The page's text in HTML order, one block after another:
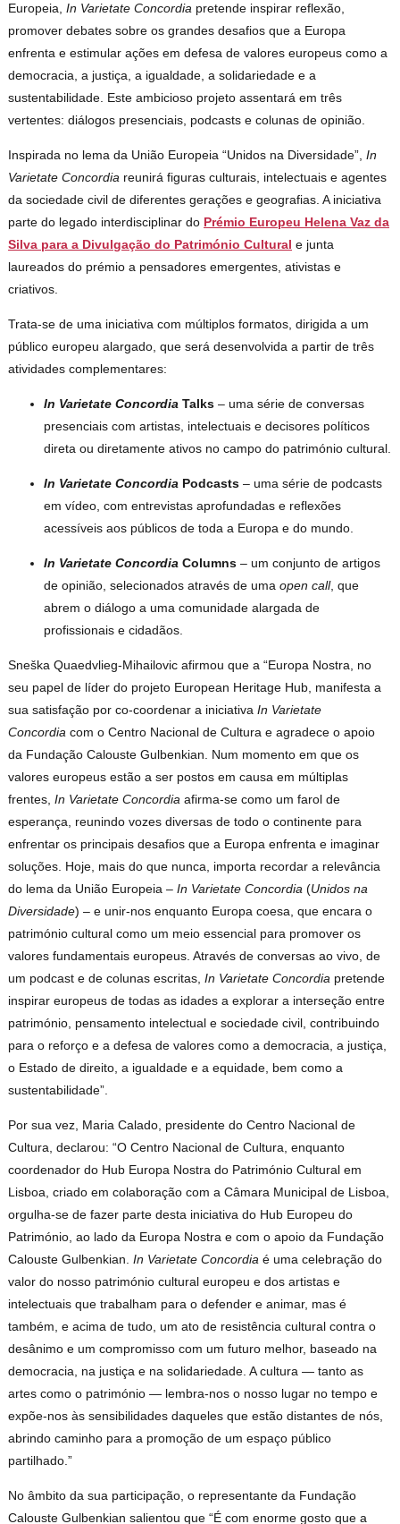
Europeia,In Varietate Concordia pretende inspirar reflexão,
promover debates sobre os grandes desafios que a Europa
enfrenta e estimular ações em defesa de valores europeus como a
democracia, a justiça, a igualdade, a solidariedade e a
sustentabilidade. Este ambicioso projeto assentará em três
vertentes: diálogos presenciais, podcasts e colunas de opinião.
Inspirada no lema da União Europeia “Unidos na Diversidade”,In
Varietate Concordia reunirá figuras culturais, intelectuais e agentes
da sociedade civil de diferentes gerações e geografias. A iniciativa
parte do legado interdisciplinar do Prémio Europeu Helena Vaz da
Silva para a Divulgação do Património Cultural e junta
laureados do prémio a pensadores emergentes, ativistas e
criativos.
Trata-se de uma iniciativa com múltiplos formatos, dirigida a um
público europeu alargado, que será desenvolvida a partir de três
atividades complementares:
In Varietate Concordia Talks – uma série de conversas
presenciais com artistas, intelectuais e decisores políticos
direta ou diretamente ativos no campo do património cultural.
In Varietate Concordia Podcasts– uma série de podcasts
em vídeo, com entrevistas aprofundadas e reflexões
acessíveis aos públicos de toda a Europa e do mundo.
In Varietate Concordia Columns – um conjunto de artigos
de opinião, selecionados através de umaopen call, que
abrem o diálogo a uma comunidade alargada de
profissionais e cidadãos.
Sneška Quaedvlieg-Mihailovic afirmou que a “Europa Nostra, no
seu papel de líder do projeto European Heritage Hub, manifesta a
sua satisfação por co-coordenar a iniciativaIn Varietate
Concordia com o Centro Nacional de Cultura e agradece o apoio
da Fundação Calouste Gulbenkian. Num momento em que os
valores europeus estão a ser postos em causa em múltiplas
frentes,In Varietate Concordia afirma-se como um farol de
esperança, reunindo vozes diversas de todo o continente para
enfrentar os principais desafios que a Europa enfrenta e imaginar
soluções. Hoje, mais do que nunca, importa recordar a relevância
do lema da União Europeia –In Varietate Concordia (Unidos na
Diversidade) – e unir-nos enquanto Europa coesa, que encara o
património cultural como um meio essencial para promover os
valores fundamentais europeus. Através de conversas ao vivo, de
um podcast e de colunas escritas,In Varietate Concordia pretende
inspirar europeus de todas as idades a explorar a interseção entre
património, pensamento intelectual e sociedade civil, contribuindo
para o reforço e a defesa de valores como a democracia, a justiça,
o Estado de direito, a igualdade e a equidade, bem como a
sustentabilidade”.
Por sua vez, Maria Calado, presidente do Centro Nacional de
Cultura, declarou: “O Centro Nacional de Cultura, enquanto
coordenador do Hub Europa Nostra do Património Cultural em
Lisboa, criado em colaboração com a Câmara Municipal de Lisboa,
orgulha-se de fazer parte desta iniciativa do Hub Europeu do
Património, ao lado da Europa Nostra e com o apoio da Fundação
Calouste Gulbenkian.In Varietate Concordia é uma celebração do
valor do nosso património cultural europeu e dos artistas e
intelectuais que trabalham para o defender e animar, mas é
também, e acima de tudo, um ato de resistência cultural contra o
desânimo e um compromisso com um futuro melhor, baseado na
democracia, na justiça e na solidariedade. A cultura — tanto as
artes como o património — lembra-nos o nosso lugar no tempo e
expõe-nos às sensibilidades daqueles que estão distantes de nós,
abrindo caminho para a promoção de um espaço público
partilhado.”
No âmbito da sua participação, o representante da Fundação
Calouste Gulbenkian salientou que “É com enorme gosto que a